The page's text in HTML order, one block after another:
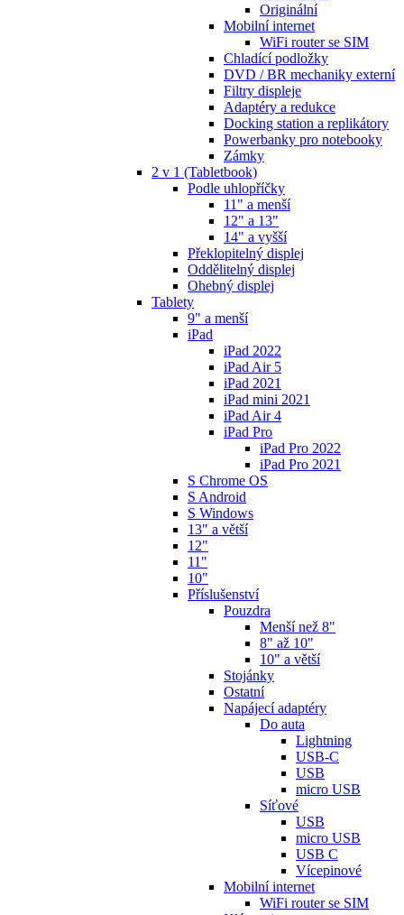
Originální
Mobilní internet
WiFi router se SIM
Chladící podložky
DVD / BR mechaniky externí
Filtry displeje
Adaptéry a redukce
Docking station a replikátory
Powerbanky pro notebooky
Zámky
2 v 1 (Tabletbook)
Podle uhlopříčky
11" a menší
12" a 13"
14" a vyšší
Překlopitelný displej
Oddělitelný displej
Ohebný displej
Tablety
9" a menší
iPad
iPad 2022
iPad Air 5
iPad 2021
iPad mini 2021
iPad Air 4
iPad Pro
iPad Pro 2022
iPad Pro 2021
S Chrome OS
S Android
S Windows
13" a větší
12"
11"
10"
Příslušenství
Pouzdra
Menší než 8"
8" až 10"
10" a větší
Stojánky
Ostatní
Napájecí adaptéry
Do auta
Lightning
USB-C
USB
micro USB
Síťové
USB
micro USB
USB C
Vícepinové
Mobilní internet
WiFi router se SIM